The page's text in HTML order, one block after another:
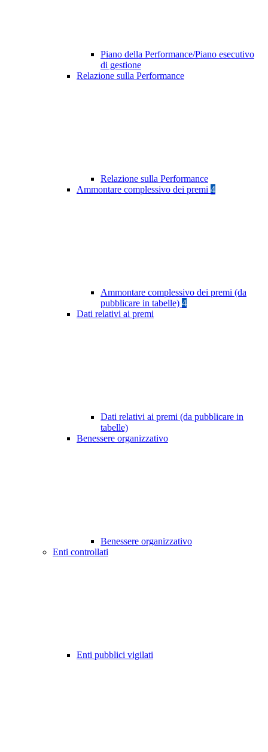
Piano della Performance/Piano esecutivo
di gestione
Relazione sulla Performance
Relazione sulla Performance
Ammontare complessivo dei premi 4
Ammontare complessivo dei premi (da
pubblicare in tabelle) 4
Dati relativi ai premi
Dati relativi ai premi (da pubblicare in
tabelle)
Benessere organizzativo
Benessere organizzativo
Enti controllati
Enti pubblici vigilati